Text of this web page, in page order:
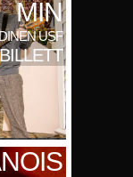
MIN
USF